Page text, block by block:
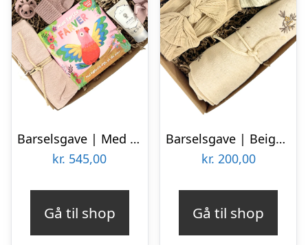
Barselsgave | Med enhjørninge bold
kr. 545,00
Gå til shop
Barselsgave | Beige gave til den lille pige
kr. 200,00
Gå til shop